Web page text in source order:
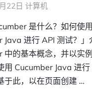
22日 计算机
是什么？如何使用
Java 进行 API 测试？」
中的基本概念，并以实
用 Cucumber Java 进行
于此，以在页面创建 …